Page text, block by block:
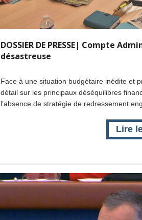
DOSSIER DE PRESSE| Compte
désastreuse
Face à une situation budgétaire inédite et
détail sur les principaux déséquilibres
l’absence de stratégie de redressement
Lire